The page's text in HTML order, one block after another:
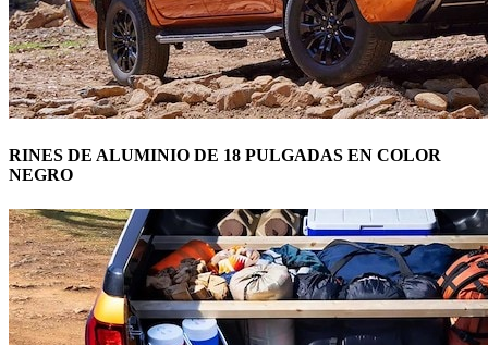
RINES DE ALUMINIO DE 18 PULGADAS EN COLOR
NEGRO